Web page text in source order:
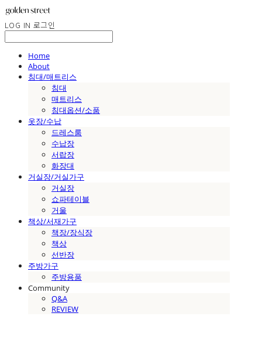
LOG IN 로그인
Home
About
침대/매트리스
침대
매트리스
침대옵션/소품
옷장/수납
드레스룸
수납장
서랍장
화장대
거실장/거실가구
거실장
쇼파테이블
거울
책상/서재가구
책장/장식장
책상
선반장
주방가구
주방용품
Community
Q&A
REVIEW